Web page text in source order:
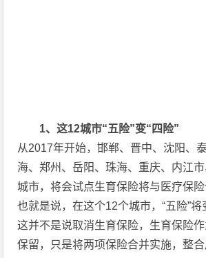
1、这12城市“五险”变“四险”
从2017年开始，邯郸、晋中、沈阳、
海、郑州、岳阳、珠海、重庆、内江
城市，将会试点生育保险将与医疗保险
也就是说，在这个12个城市，“五险”将
这并不是说取消生育保险，生育保险
保留，只是将两项保险合并实施，整